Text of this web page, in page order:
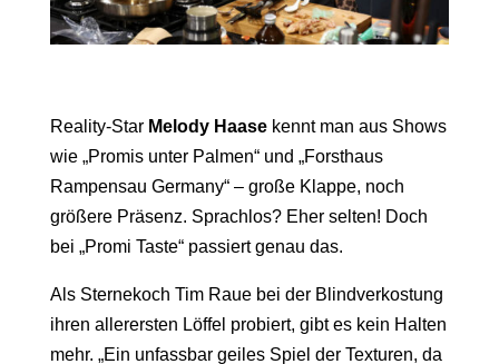
Reality-Star Melody Haasekennt man aus Shows
wie „Promis unter Palmen“ und „Forsthaus
Rampensau Germany“ – große Klappe, noch
größere Präsenz. Sprachlos? Eher selten! Doch
bei „Promi Taste“ passiert genau das.
Als Sternekoch Tim Rauebei der Blindverkostung
ihren allerersten Löffel probiert, gibt es kein Halten
mehr. „Ein unfassbar geiles Spiel der Texturen, da